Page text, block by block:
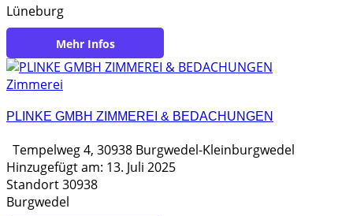
Lüneburg
https://holzbewegung.com/
Zimmerei
PLINKE GMBH ZIMMEREI & BEDACHUNGEN
Tempelweg 4, 30938 Burgwedel-Kleinburgwedel
Hinzugefügt am: 13. Juli 2025
Standort 30938
Burgwedel